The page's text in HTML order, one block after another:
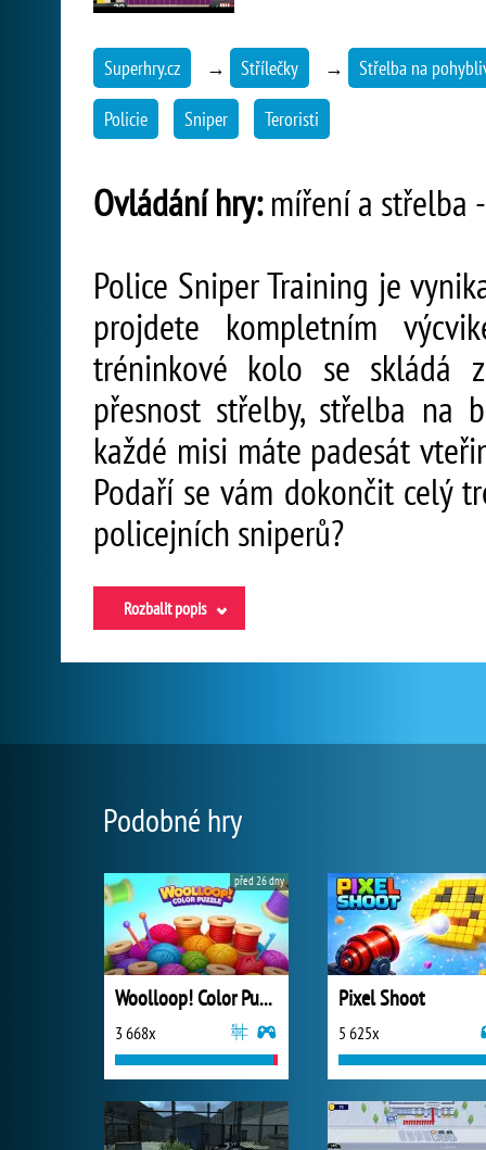
Superhry.cz → Střílečky → Střelba na
Policie Sniper Teroristi
Ovládání hry:míření a střelba
Police Sniper Training je
projdete kompletním
tréninkové kolo se skládá
přesnost střelby, střelba na
každé misi máte padesát
Podaří se vám dokončit celý
policejních sniperů?
Rozbalit popis
Podobné hry
Woolloop! Color Puzzle
3 668x
před 26 dny
Pixel Shoot
5 625x